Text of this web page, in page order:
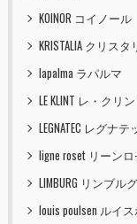
KOINOR コイノール
KRISTALIA クリスタ
lapalma ラパルマ
LE KLINT レ・クリン
LEGNATEC レグナテ
ligne roset リーン
LIMBURG リンブルグ
louis poulsen ルイ